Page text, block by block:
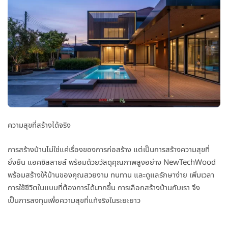
ความสุขที่สร้างได้จริง
การสร้างบ้านไม่ใช่แค่เรื่องของการก่อสร้าง แต่เป็นการสร้างความสุขที่
ยั่งยืน แอคซิสลายส์ พร้อมด้วยวัสดุคุณภาพสูงอย่าง NewTechWood
พร้อมสร้างให้บ้านของคุณสวยงาม ทนทาน และดูแลรักษาง่าย เพิ่มเวลา
การใช้ชีวิตในแบบที่ต้องการได้มากขึ้น การเลือกสร้างบ้านกับเรา จึง
เป็นการลงทุนเพื่อความสุขที่แท้จริงในระยะยาว